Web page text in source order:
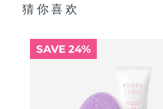
猜你喜欢
SAVE 24%